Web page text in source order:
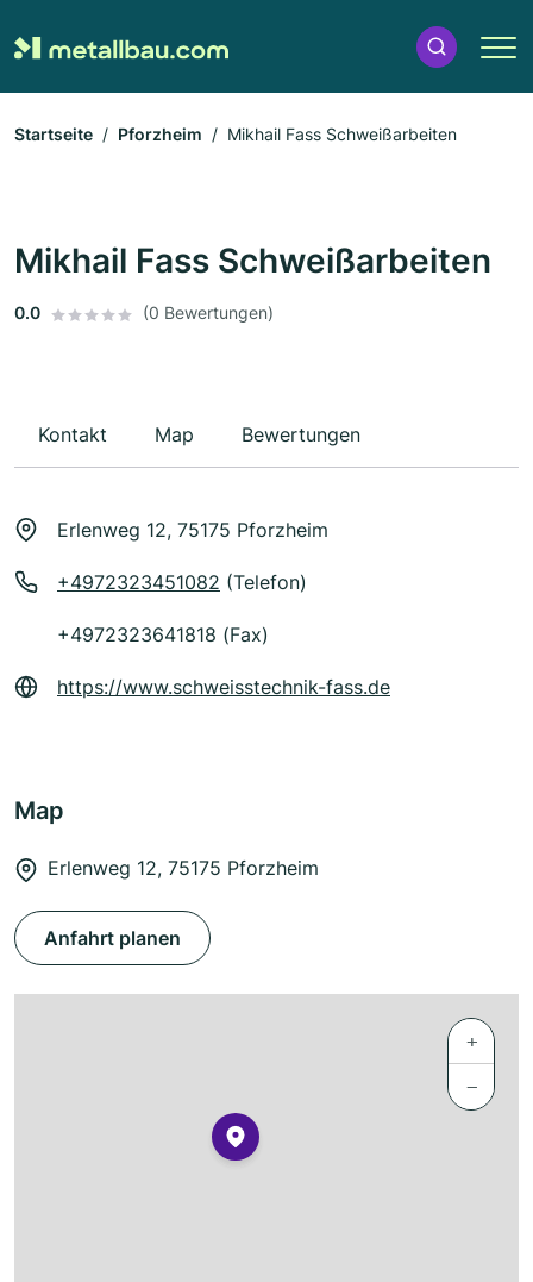
Startseite Pforzheim Mikhail Fass Schweißarbeiten
Mikhail Fass Schweißarbeiten
0.0 (0 Bewertungen)
Kontakt Map Bewertungen
Erlenweg 12, 75175 Pforzheim
+4972323451082 (Telefon)
+4972323641818 (Fax)
https://www.schweisstechnik-fass.de
Map
Erlenweg 12, 75175 Pforzheim
Anfahrt planen
+
−